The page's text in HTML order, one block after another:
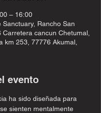
– 16:00
Sanctuary, Rancho San
cancun Chetumal,
km 253, 77776 Akumal,
evento
ha sido diseñada para
sienten mentalmente